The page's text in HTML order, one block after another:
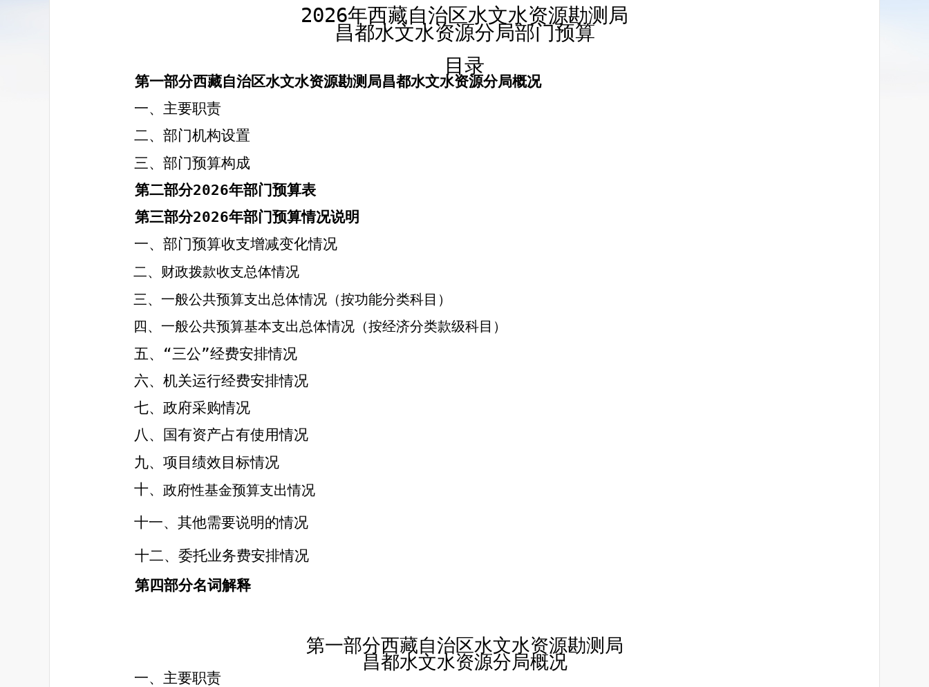
2026年西藏自治区水文水资源勘测局
昌都水文水资源分局部门预算
目录
第一部分西藏自治区水文水资源勘测局昌都水文水资源分局概况
一、主要职责
二、部门机构设置
三、部门预算构成
第二部分2026年部门预算表
第三部分2026年部门预算情况说明
一、部门预算收支增减变化情况
二、财政拨款收支总体情况
三、一般公共预算支出总体情况（按功能分类科目）
四、一般公共预算基本支出总体情况（按经济分类款级科目）
五、“三公”经费安排情况
六、机关运行经费安排情况
七、政府采购情况
八、国有资产占有使用情况
九、项目绩效目标情况
十、政府性基金预算支出情况
十一、其他需要说明的情况
十二、 委托业务费安排情况
第四部分名词解释
第一部分西藏自治区水文水资源勘测局
昌都水文水资源分局概况
一、主要职责